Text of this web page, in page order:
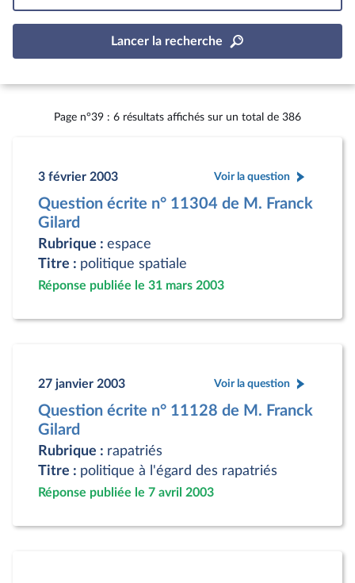
Lancer la recherche
Page n°39 : 6 résultats affichés sur un total de 386
3 février 2003 Voir la question
Question écrite n° 11304 de M. Franck
Gilard
Rubrique : espace
Titre : politique spatiale
Réponse publiée le 31 mars 2003
27 janvier 2003 Voir la question
Question écrite n° 11128 de M. Franck
Gilard
Rubrique : rapatriés
Titre : politique à l'égard des rapatriés
Réponse publiée le 7 avril 2003